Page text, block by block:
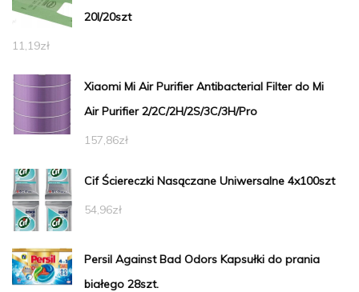
20l/20szt
11,19zł
Xiaomi Mi Air Purifier Antibacterial Filter do Mi
Air Purifier 2/2C/2H/2S/3C/3H/Pro
157,86zł
Cif Ściereczki Nasączane Uniwersalne 4x100szt
54,96zł
Persil Against Bad Odors Kapsułki do prania
białego 28szt.